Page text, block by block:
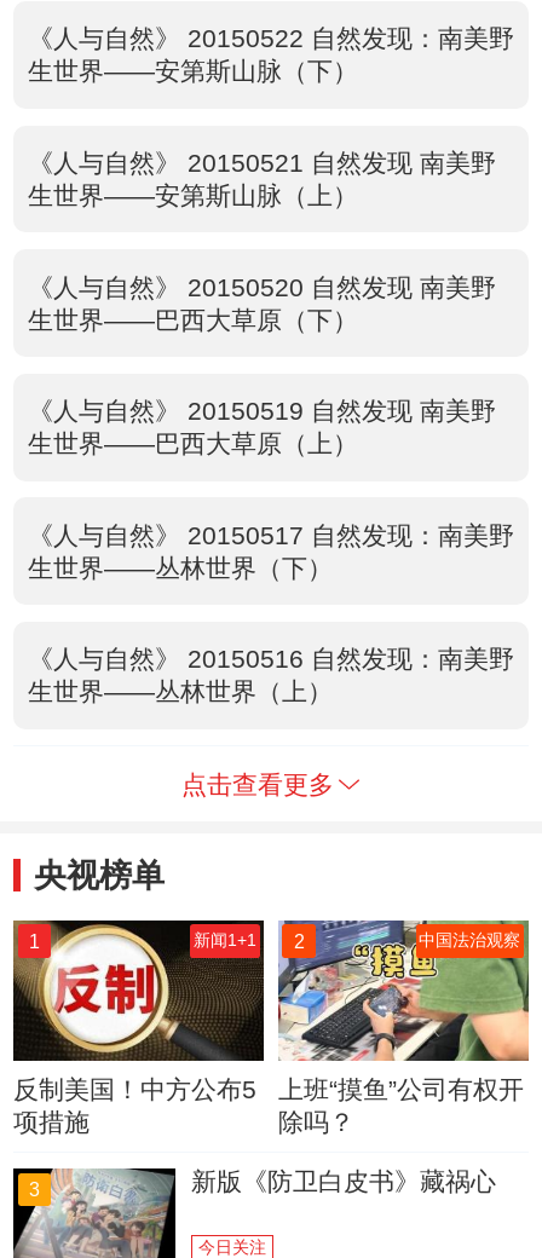
《人与自然》 20150522 自然发现：南美野
生世界——安第斯山脉（下）
《人与自然》 20150521 自然发现 南美野
生世界——安第斯山脉（上）
《人与自然》 20150520 自然发现 南美野
生世界——巴西大草原（下）
《人与自然》 20150519 自然发现 南美野
生世界——巴西大草原（上）
《人与自然》 20150517 自然发现：南美野
生世界——丛林世界（下）
《人与自然》 20150516 自然发现：南美野
生世界——丛林世界（上）
点击查看更多
央视榜单
1 新闻1+1
反制美国！中方公布5
项措施
2 中国法治观察
上班“摸鱼”公司有权开
除吗？
3 新版《防卫白皮书》藏祸心
今日关注